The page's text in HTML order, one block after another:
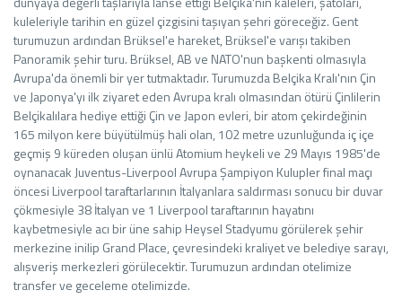
kuleleriyle tarihin en güzel çizgisini taşıyan şehri göreceğiz. Gent
turumuzun ardından Brüksel'e hareket, Brüksel'e varışı takiben
Panoramik şehir turu. Brüksel, AB ve NATO'nun başkenti olmasıyla
Avrupa'da önemli bir yer tutmaktadır. Turumuzda Belçika Kralı'nın Çin
ve Japonya'yı ilk ziyaret eden Avrupa kralı olmasından ötürü Çinlilerin
Belçikalılara hediye ettiği Çin ve Japon evleri, bir atom çekirdeğinin
165 milyon kere büyütülmüş hali olan, 102 metre uzunluğunda iç içe
geçmiş 9 küreden oluşan ünlü Atomium heykeli ve 29 Mayıs 1985'de
oynanacak Juventus-Liverpool Avrupa Şampiyon Kulupler final maçı
öncesi Liverpool taraftarlarının İtalyanlara saldırması sonucu bir duvar
çökmesiyle 38 İtalyan ve 1 Liverpool taraftarının hayatını
kaybetmesiyle acı bir üne sahip Heysel Stadyumu görülerek şehir
merkezine inilip Grand Place, çevresindeki kraliyet ve belediye sarayı,
alışveriş merkezleri görülecektir. Turumuzun ardından otelimize
transfer ve geceleme otelimizde.